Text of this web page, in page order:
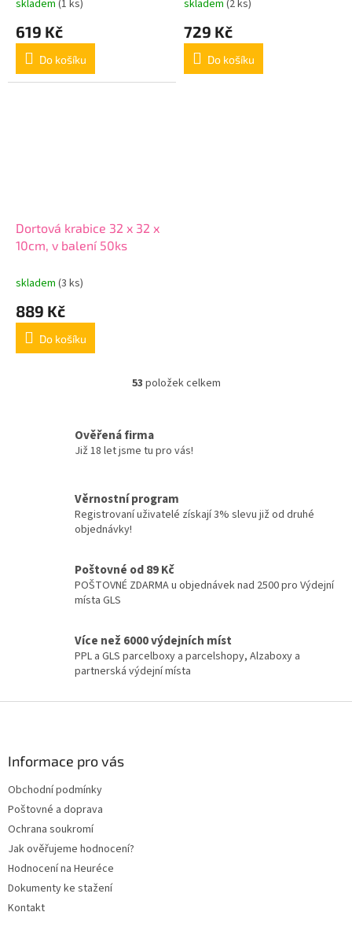
skladem (1 ks)
619 Kč
Do košíku
skladem (2 ks)
729 Kč
Do košíku
Dortová krabice 32 x 32 x
10cm, v balení 50ks
skladem (3 ks)
889 Kč
Do košíku
O
d
í
p
v
s
u
53 položek celkem
Ověřená firma
Již 18 let jsme tu pro vás!
Věrnostní program
Registrovaní uživatelé získají 3% slevu již od druhé
objednávky!
Poštovné od 89 Kč
POŠTOVNÉ ZDARMA u objednávek nad 2500 pro Výdejní
místa GLS
Více než 6000 výdejních míst
PPL a GLS parcelboxy a parcelshopy, Alzaboxy a
partnerská výdejní místa
Informace pro vás
Obchodní podmínky
Poštovné a doprava
Ochrana soukromí
Jak ověřujeme hodnocení?
Hodnocení na Heuréce
Dokumenty ke stažení
Kontakt